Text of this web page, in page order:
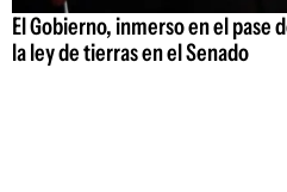
El Gobierno, inmerso en el pase
la ley de tierras en el Senado